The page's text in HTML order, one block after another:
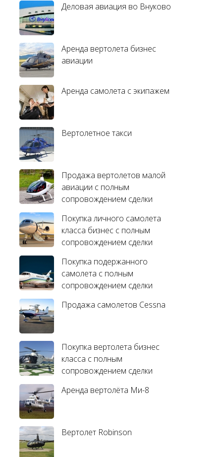
Деловая авиация во Внуково
Аренда вертолета бизнес
авиации
Аренда самолета с экипажем
Вертолетное такси
Продажа вертолетов малой
авиации с полным
сопровождением сделки
Покупка личного самолета
класса бизнес с полным
сопровождением сделки
Покупка подержанного
самолета с полным
сопровождением сделки
Продажа самолетов Cessna
Покупка вертолета бизнес
класса с полным
сопровождением сделки
Аренда вертолёта Ми-8
Вертолет Robinson